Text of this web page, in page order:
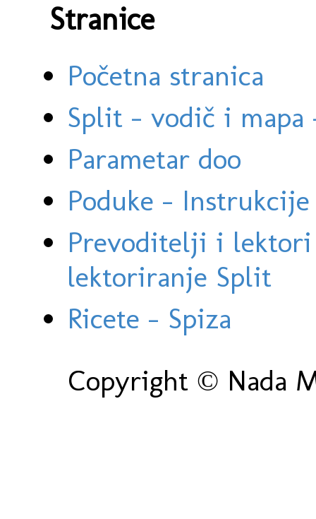
Stranice
Početna stranica
Split - vodič i
Parametar doo
Poduke -
Prevoditelji i
lektoriranje Split
Ricete - Spiza
Copyright © Nada